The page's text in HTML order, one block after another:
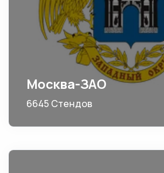
Москва-ЗАО
6645 Стендов